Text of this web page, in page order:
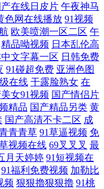
产在线日皮片 午夜神马
色网在线播放 91视频
欧美喷潮一区二区 午
精品呦视频 日本乱伦高
中文字幕一区 日韩免费
91碰超免费 亚洲色图
在线 干露脸熟女 在
女91视频 国产情侣片
精品 国产精品另类 黄
国产高清不卡二区 成
青青草 91草逼视频 免
视频在线 69叉叉叉 最
月天婷婷 91短视频在
91福利免费视频 加勒比
频 狠狠擼狠狠擼 91桃